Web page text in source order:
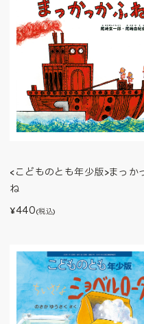
<こどものとも年少版>まっか
ね
¥440(税込)